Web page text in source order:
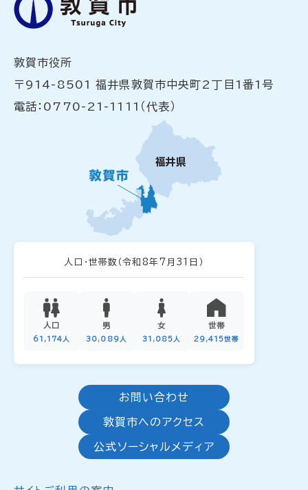
敦賀市役所
〒914-8501 福井県敦賀市中央町2丁目1番1号
電話：0770-21-1111（代表）
人口・世帯数 （令和8年7月31日）
人口
61,174人
男
30,089人
女
31,085人
世帯
29,415世帯
お問い合わせ
敦賀市へのアクセス
公式ソーシャルメディア